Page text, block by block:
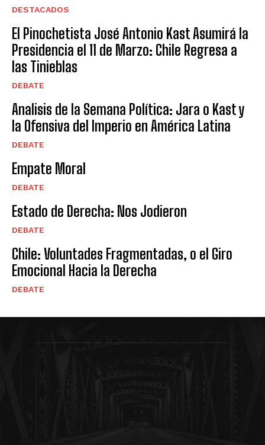
DESTACADOS
El Pinochetista José Antonio Kast Asumirá la
Presidencia el 11 de Marzo: Chile Regresa a
las Tinieblas
DEBATE
Analisis de la Semana Política: Jara o Kast y
la Ofensiva del Imperio en América Latina
DEBATE
Empate Moral
DEBATE
Estado de Derecha: Nos Jodieron
DEBATE
Chile: Voluntades Fragmentadas, o el Giro
Emocional Hacia la Derecha
DEBATE